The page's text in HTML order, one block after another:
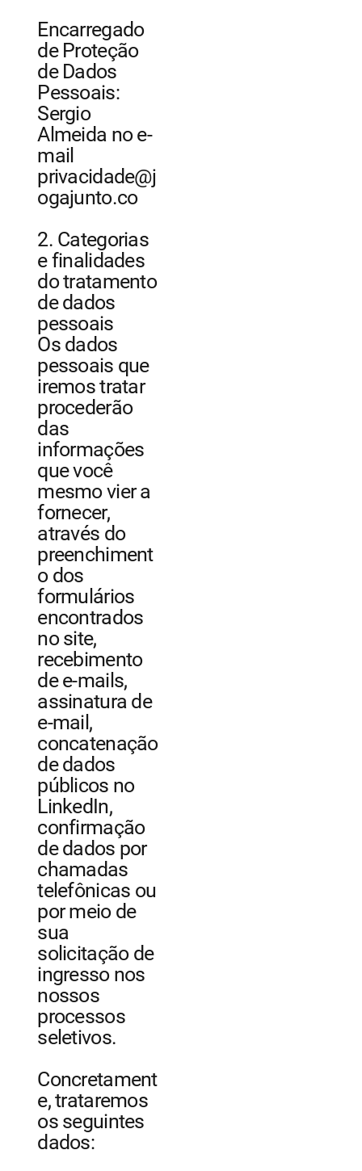
Encarregado
de Proteção
de Dados
Pessoais:
Sergio
Almeida no e-
mail
privacidade@j
ogajunto.co
2. Categorias
e finalidades
do tratamento
de dados
pessoais
Os dados
pessoais que
iremos tratar
procederão
das
informações
que você
mesmo vier a
fornecer,
através do
preenchiment
o dos
formulários
encontrados
no site,
recebimento
de e-mails,
assinatura de
e-mail,
concatenação
de dados
públicos no
LinkedIn,
confirmação
de dados por
chamadas
telefônicas ou
por meio de
sua
solicitação de
ingresso nos
nossos
processos
seletivos.
Concretament
e, trataremos
os seguintes
dados: